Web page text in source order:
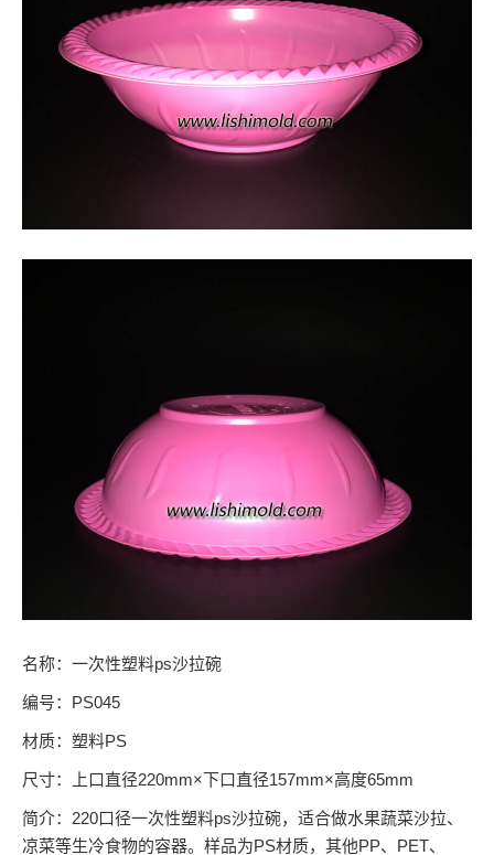
名称：一次性塑料ps沙拉碗
编号：PS045
材质：塑料PS
尺寸：上口直径220mm×下口直径157mm×高度65mm
简介：220口径一次性塑料ps沙拉碗，适合做水果蔬菜沙拉、
凉菜等生冷食物的容器。样品为PS材质，其他PP、PET、